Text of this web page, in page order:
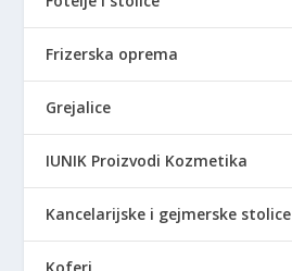
Frizerska oprema
Grejalice
IUNIK Proizvodi Kozmetika
Kancelarijske i gejmerske stolice